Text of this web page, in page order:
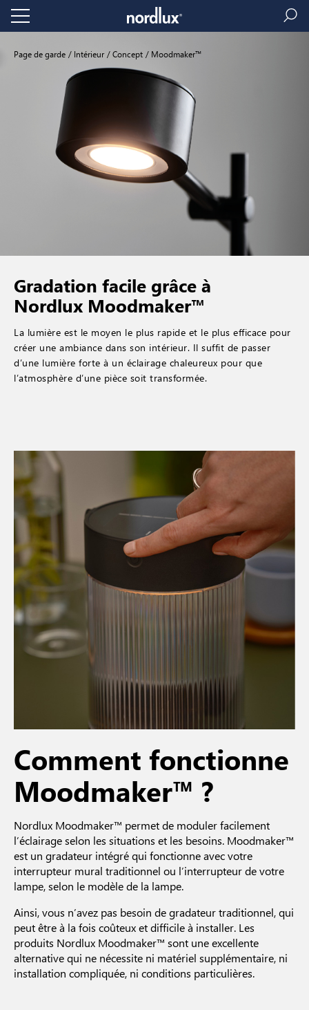
Page de garde Intérieur Concept Moodmaker™
Gradation facile grâce à
Nordlux Moodmaker™
La lumière est le moyen le plus rapide et le plus efficace pour
créer une ambiance dans son intérieur. Il suffit de passer
d’une lumière forte à un éclairage chaleureux pour que
l’atmosphère d’une pièce soit transformée.
Comment fonctionne
Moodmaker™ ?
Nordlux Moodmaker™ permet de moduler facilement
l’éclairage selon les situations et les besoins. Moodmaker™
est un gradateur intégré qui fonctionne avec votre
interrupteur mural traditionnel ou l’interrupteur de votre
lampe, selon le modèle de la lampe.
Ainsi, vous n’avez pas besoin de gradateur traditionnel, qui
peut être à la fois coûteux et difficile à installer. Les
produits Nordlux Moodmaker™ sont une excellente
alternative qui ne nécessite ni matériel supplémentaire, ni
installation compliquée, ni conditions particulières.